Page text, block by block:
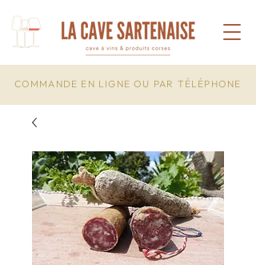
COMMANDE EN LIGNE OU PAR TÉLÉPHONE